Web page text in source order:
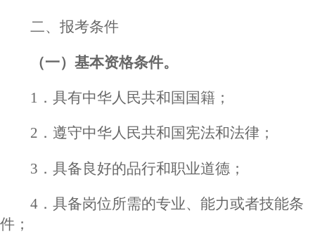
二、 报考条件
（一）基本资格条件。
1．具有中华人民共和国国籍；
2．遵守中华人民共和国宪法和法律；
3．具备良好的品行和职业道德；
4．具备岗位所需的专业、能力或者技能条
件；